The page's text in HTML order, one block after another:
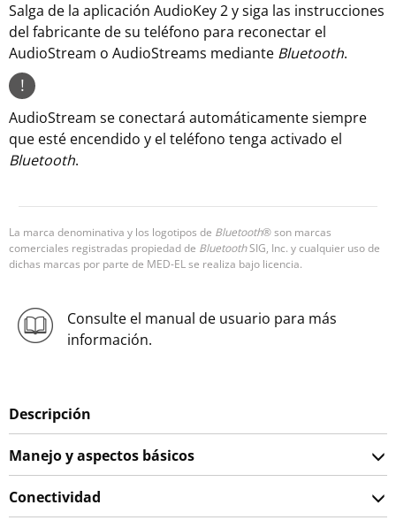
Salga de la aplicación AudioKey 2 y siga las instrucciones
del fabricante de su teléfono para reconectar el
AudioStream o AudioStreams mediante Bluetooth.
!
AudioStream se conectará automáticamente siempre
que esté encendido y el teléfono tenga activado el
Bluetooth.
La marca denominativa y los logotipos de Bluetooth® son marcas
comerciales registradas propiedad de BluetoothSIG, Inc. y cualquier uso de
dichas marcas por parte de MED-EL se realiza bajo licencia.
Consulte el manual de usuario para más
información.
Descripción
Manejo y aspectos básicos
Conectividad